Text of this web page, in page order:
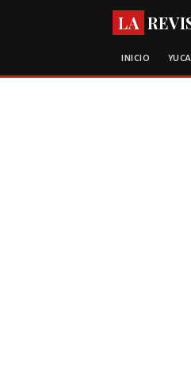
LA
INICIO